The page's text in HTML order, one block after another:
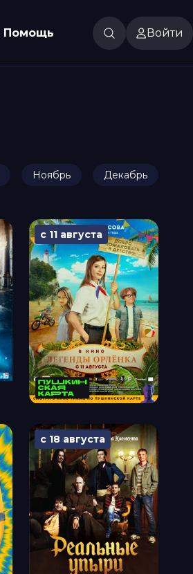
Помощь Войти
Ноябрь Декабрь
с 11 августа
с 18 августа